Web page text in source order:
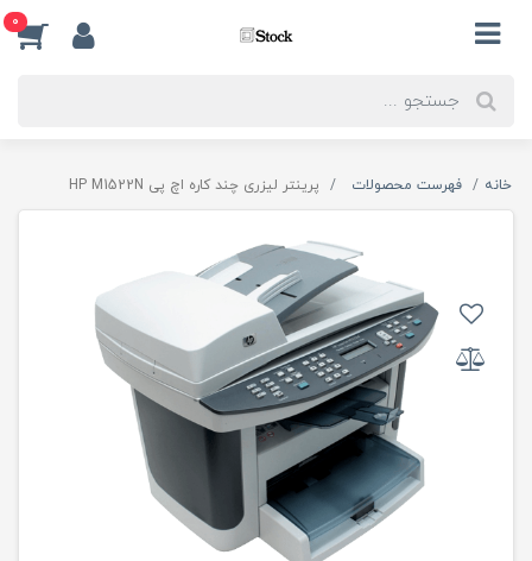
0
خانه فهرست محصولات پرینتر لیزری چند کاره اچ پی HP M1522N